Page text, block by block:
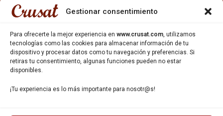
Gestionar consentimiento
Para ofrecerte la mejor experiencia en www.crusat.com, utilizamos
tecnologías como las cookies para almacenar información de tu
dispositivo y procesar datos como tu navegación y preferencias. Si
retiras tu consentimiento, algunas funciones pueden no estar
disponibles.
¡Tu experiencia es lo más importante para nosotr@s!
CERVEZAS
OTROS PRODUCTOS
REPARTO EN BARCELONA
HOSTELERÍA Y PEQUEÑA ALIMENTACIÓN
CARTAS DE CERVEZAS Y VINO
CATAS Y FORMACIONES
SERVICIO TÉCNICO